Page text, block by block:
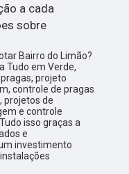
a cada
sobre
Bairro do Limão?
Tudo em Verde,
projeto
controle de pragas
projetos de
e controle
isso graças a
e
investimento